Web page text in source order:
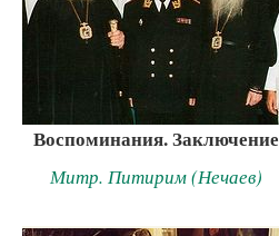
Воспоминания. Заключение
Митр. Питирим (Нечаев)